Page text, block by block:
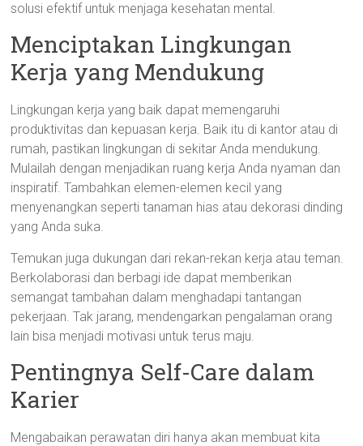
solusi efektif untuk menjaga kesehatan mental.
Menciptakan Lingkungan
Kerja yang Mendukung
Lingkungan kerja yang baik dapat memengaruhi
produktivitas dan kepuasan kerja. Baik itu di kantor atau di
rumah, pastikan lingkungan di sekitar Anda mendukung.
Mulailah dengan menjadikan ruang kerja Anda nyaman dan
inspiratif. Tambahkan elemen-elemen kecil yang
menyenangkan seperti tanaman hias atau dekorasi dinding
yang Anda suka.
Temukan juga dukungan dari rekan-rekan kerja atau teman.
Berkolaborasi dan berbagi ide dapat memberikan
semangat tambahan dalam menghadapi tantangan
pekerjaan. Tak jarang, mendengarkan pengalaman orang
lain bisa menjadi motivasi untuk terus maju.
Pentingnya Self-Care dalam
Karier
Mengabaikan perawatan diri hanya akan membuat kita